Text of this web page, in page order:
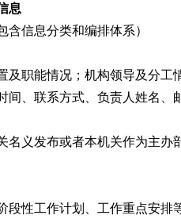
息
含信息分类和编排体系）
及职能情况；机构领导及分
间、联系方式、负责人姓名、
名义发布或者本机关作为主
段性工作计划、工作重点安排